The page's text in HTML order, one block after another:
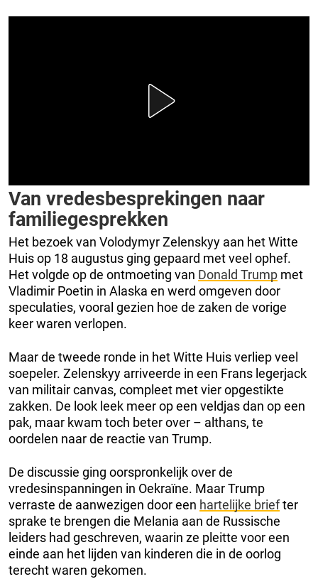
Van vredesbesprekingen naar
familiegesprekken
Het bezoek van Volodymyr Zelenskyy aan het Witte
Huis op 18 augustus ging gepaard met veel ophef.
Het volgde op de ontmoeting van Donald Trump met
Vladimir Poetin in Alaska en werd omgeven door
speculaties, vooral gezien hoe de zaken de vorige
keer waren verlopen.
Maar de tweede ronde in het Witte Huis verliep veel
soepeler. Zelenskyy arriveerde in een Frans legerjack
van militair canvas, compleet met vier opgestikte
zakken. De look leek meer op een veldjas dan op een
pak, maar kwam toch beter over – althans, te
oordelen naar de reactie van Trump.
De discussie ging oorspronkelijk over de
vredesinspanningen in Oekraïne. Maar Trump
verraste de aanwezigen door een hartelijke briefter
sprake te brengen die Melania aan de Russische
leiders had geschreven, waarin ze pleitte voor een
einde aan het lijden van kinderen die in de oorlog
terecht waren gekomen.